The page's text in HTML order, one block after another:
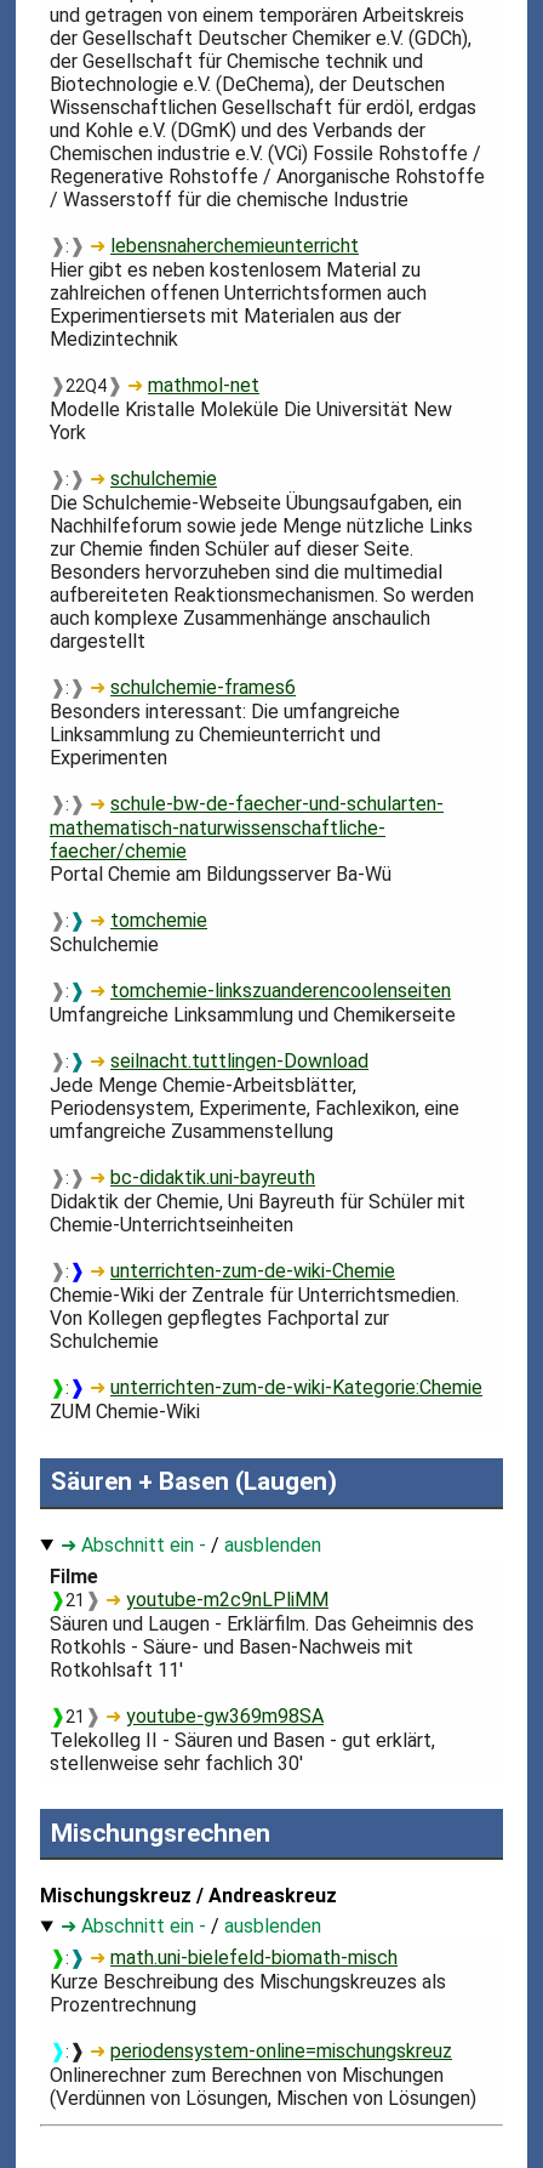
und getragen von einem temporären Arbeitskreis
der Gesellschaft Deutscher Chemiker e.V. (GDCh),
der Gesellschaft für Chemische technik und
Biotechnologie e.V. (DeChema), der Deutschen
Wissenschaftlichen Gesellschaft für erdöl, erdgas
und Kohle e.V. (DGmK) und des Verbands der
Chemischen industrie e.V. (VCi) Fossile Rohstoffe /
Regenerative Rohstoffe / Anorganische Rohstoffe
/ Wasserstoff für die chemische Industrie
❱: ❱ ➜ lebensnaherchemieunterricht
Hier gibt es neben kostenlosem Material zu
zahlreichen offenen Unterrichtsformen auch
Experimentiersets mit Materialen aus der
Medizintechnik
❱22Q4❱ ➜mathmol-net
Modelle Kristalle Moleküle Die Universität New
York
❱: ❱ ➜schulchemie
Die Schulchemie-Webseite Übungsaufgaben, ein
Nachhilfeforum sowie jede Menge nützliche Links
zur Chemie finden Schüler auf dieser Seite.
Besonders hervorzuheben sind die multimedial
aufbereiteten Reaktionsmechanismen. So werden
auch komplexe Zusammenhänge anschaulich
dargestellt
❱: ❱ ➜schulchemie-frames6
Besonders interessant: Die umfangreiche
Linksammlung zu Chemieunterricht und
Experimenten
❱: ❱ ➜schule-bw-de-faecher-und-schularten-
mathematisch-naturwissenschaftliche-
faecher/chemie
Portal Chemie am Bildungsserver Ba-Wü
❱: ❱ ➜ tomchemie
Schulchemie
❱: ❱ ➜ tomchemie-linkszuanderencoolenseiten
Umfangreiche Linksammlung und Chemikerseite
❱: ❱ ➜seilnacht.tuttlingen-Download
Jede Menge Chemie-Arbeitsblätter,
Periodensystem, Experimente, Fachlexikon, eine
umfangreiche Zusammenstellung
❱: ❱ ➜ bc-didaktik.uni-bayreuth
Didaktik der Chemie, Uni Bayreuth für Schüler mit
Chemie-Unterrichtseinheiten
❱: ❱ ➜unterrichten-zum-de-wiki-Chemie
Chemie-Wiki der Zentrale für Unterrichtsmedien.
Von Kollegen gepflegtes Fachportal zur
Schulchemie
❱: ❱ ➜unterrichten-zum-de-wiki-Kategorie:Chemie
ZUM Chemie-Wiki
Säuren + Basen (Laugen)
➜ Abschnitt ein - /ausblenden
Filme
❱21 ❱ ➜youtube-m2c9nLPliMM
Säuren und Laugen - Erklärfilm. Das Geheimnis des
Rotkohls - Säure- und Basen-Nachweis mit
Rotkohlsaft 11'
❱21 ❱ ➜youtube-gw369m98SA
Telekolleg II - Säuren und Basen - gut erklärt,
stellenweise sehr fachlich 30'
Mischungsrechnen
Mischungskreuz / Andreaskreuz
➜ Abschnitt ein - /ausblenden
❱: ❱ ➜math.uni-bielefeld-biomath-misch
Kurze Beschreibung des Mischungskreuzes als
Prozentrechnung
❱: ❱ ➜periodensystem-online=mischungskreuz
Onlinerechner zum Berechnen von Mischungen
(Verdünnen von Lösungen, Mischen von Lösungen)